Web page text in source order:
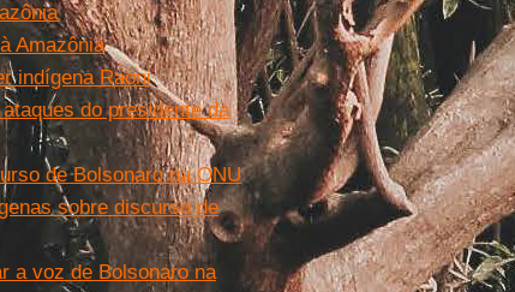
Amazônia
indígena Raoni
do presidente da
de Bolsonaro na ONU
sobre discurso de
a voz de Bolsonaro na